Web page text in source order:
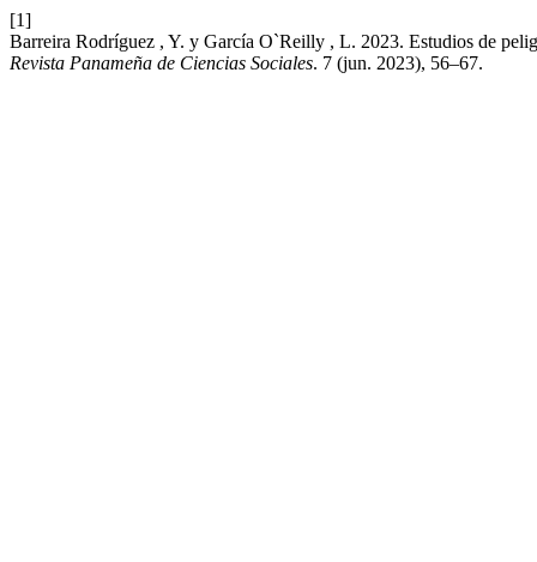
[1]
Barreira Rodríguez , Y. y García O`Reilly , L. 2023. Estudios de
Revista Panameña de Ciencias Sociales. 7 (jun. 2023), 56–67.